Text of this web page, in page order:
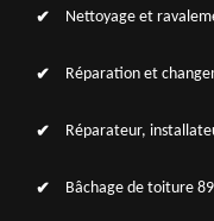
Nettoyage et
Réparation et
Réparateur,
Bâchage de toiture 89